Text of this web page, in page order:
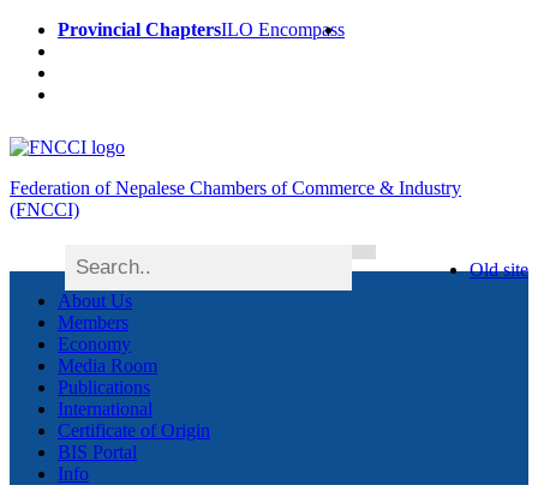
Provincial ChaptersILO Encompass
Federation of Nepalese Chambers of Commerce & Industry
(FNCCI)
Old site
About Us
Members
Economy
Media Room
Publications
International
Certificate of Origin
BIS Portal
Info